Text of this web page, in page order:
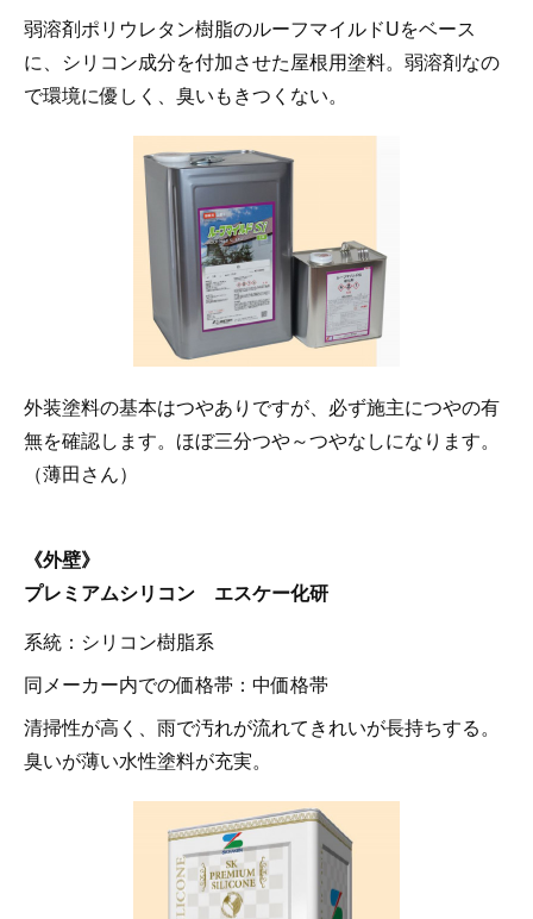
弱溶剤ポリウレタン樹脂のルーフマイルドUをベース
に、シリコン成分を付加させた屋根用塗料。弱溶剤なの
で環境に優しく、臭いもきつくない。
外装塗料の基本はつやありですが、必ず施主につやの有
無を確認します。ほぼ三分つや～つやなしになります。
（薄田さん）
《外壁》
プレミアムシリコン エスケー化研
系統：シリコン樹脂系
同メーカー内での価格帯：中価格帯
清掃性が高く、雨で汚れが流れてきれいが長持ちする。
臭いが薄い水性塗料が充実。